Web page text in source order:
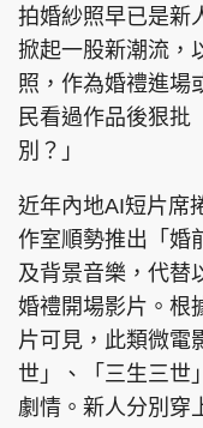
拍婚紗照早已是新
掀起一股新潮流，
照，作為婚禮進場
民看過作品後狠批
別？」
近年內地AI短片席
作室順勢推出「婚
及背景音樂，代替
婚禮開場影片。根
片可見，此類微電
世」、「三生三世
劇情。新人分別穿